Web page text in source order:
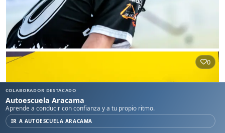
0
COLABORADOR DESTACADO
Autoescuela Aracama
Aprende a conducir con confianza y a tu propio ritmo.
IR A AUTOESCUELA ARACAMA